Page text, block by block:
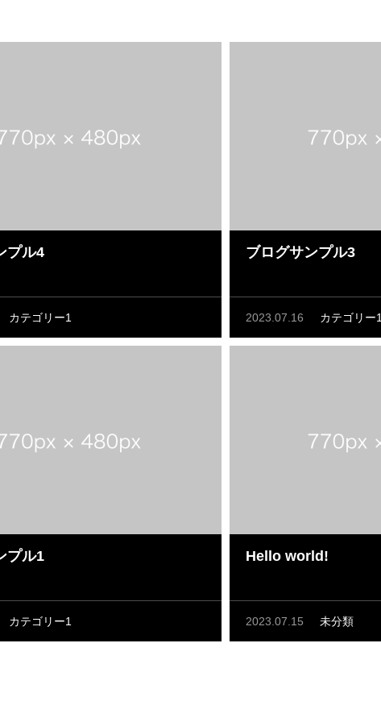
プル4
カテゴリー1
ブログサンプル3
2023.07.16 カテゴリー1
プル1
カテゴリー1
Hello world!
2023.07.15 未分類